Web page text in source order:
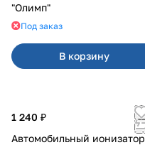
"Олимп"
Под заказ
В корзину
1 240 ₽
Автомобильный ионизатор